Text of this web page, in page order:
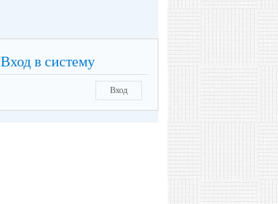
Вход в систему
Вход